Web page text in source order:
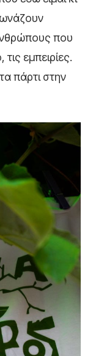
που
εμπειρίες.
πάρτι στην